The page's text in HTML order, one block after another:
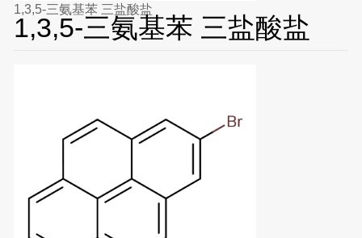
1,3,5-三氨基苯 三盐酸盐
1,3,5-三氨基苯 三盐酸盐